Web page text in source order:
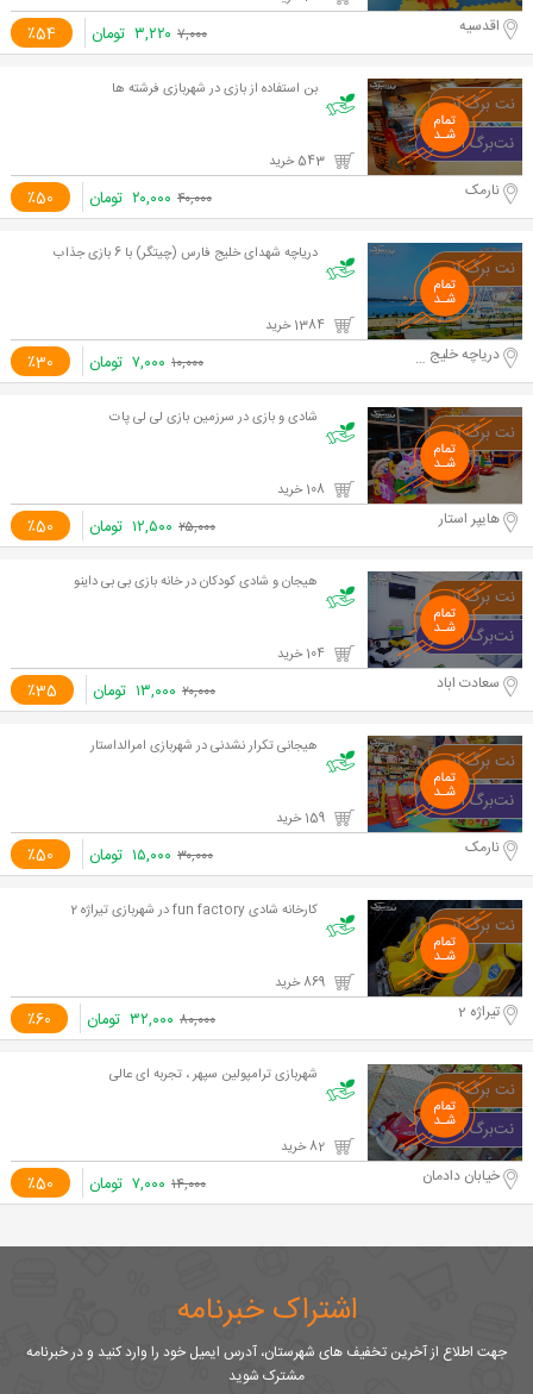
٪54 اقدسیه ۷,۰۰۰ ۳,۲۲۰ تومان
بن استفاده از بازی در شهربازی فرشته ها
٪50 نارمک ۴۰,۰۰۰ ۲۰,۰۰۰ تومان
دریاچه شهدای خلیج فارس (چیتگر) با 6 بازی جذاب
٪30 دریاچه خلیج فارس ۱۰,۰۰۰ ۷,۰۰۰ تومان
شادی و بازی در سرزمین بازی لی لی پات
٪50 هایپر استار ۲۵,۰۰۰ ۱۲,۵۰۰ تومان
هیجان و شادی کودکان در خانه بازی بی بی داینو
٪35 سعادت اباد ۲۰,۰۰۰ ۱۳,۰۰۰ تومان
هیجانی تکرار نشدنی در شهربازی امرالداستار
٪50 نارمک ۳۰,۰۰۰ ۱۵,۰۰۰ تومان
کارخانه شادی fun factory در شهربازی تیراژه 2
٪60 تیراژه 2 ۸۰,۰۰۰ ۳۲,۰۰۰ تومان
شهربازی ترامپولین سپهر ، تجربه ای عالی
٪50 خیابان دادمان ۱۴,۰۰۰ ۷,۰۰۰ تومان
اشتراک خبرنامه
جهت اطلاع از آخرین تخفیف های شهرستان، آدرس ایمیل خود را وارد کنید و در خبرنامه
مشترک شوید